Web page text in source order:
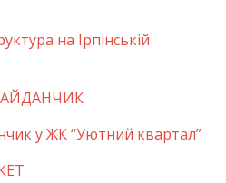
на Ірпінській
у ЖК “Уютний квартал”